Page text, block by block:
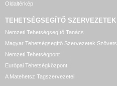
Oldaltérkép
TEHETSÉGSEGÍTŐ SZERVEZETEK
Nemzeti Tehetségsegítő Tanács
Magyar Tehetségsegítő Szervezetek
Nemzeti Tehetségpont
Európai Tehetségközpont
A Matehetsz Tagszervezetei